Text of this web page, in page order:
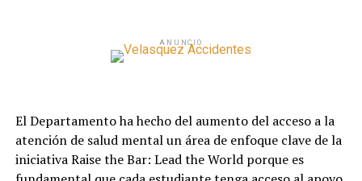
ANUNCIO
El Departamento ha hecho del aumento del acceso a la
atención de salud mental un área de enfoque clave de la
iniciativa Raise the Bar: Lead the World porque es